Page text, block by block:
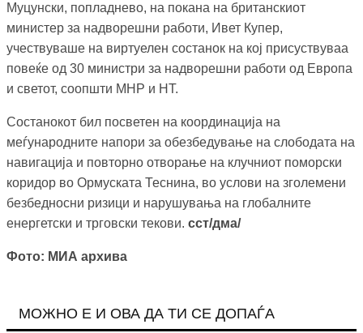
Муцунски, попладнево, на покана на британскиот
министер за надворешни работи, Ивет Купер,
учествуваше на виртуелен состанок на кој присуствуваа
повеќе од 30 министри за надворешни работи од Европа
и светот, соопшти МНР и НТ.
Состанокот бил посветен на координација на
меѓународните напори за обезбедување на слободата на
навигација и повторно отворање на клучниот поморски
коридор во Ормуската Теснина, во услови на зголемени
безбедносни ризици и нарушувања на глобалните
енергетски и трговски текови. сст/дма/
Фото: МИА архива
МОЖНО Е И ОВА ДА ТИ СЕ ДОПАЃА